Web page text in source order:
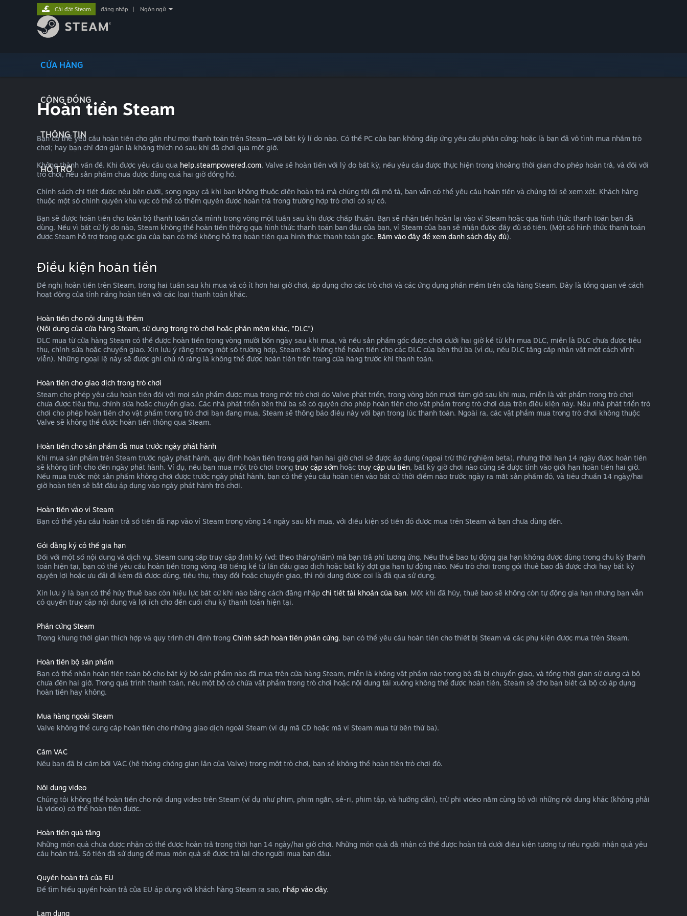
CỬA HÀNG
CỘNG ĐỒNG
THÔNG TIN
HỖ TRỢ
Cài đặt Steam đăng nhập Ngôn ngữ
Hoàn tiền Steam
Bạn có thể yêu cầu hoàn tiền cho gần như mọi thanh toán trên Steam—với bất kỳ lí do nào. Có thể PC của bạn không đáp ứng yêu cầu phần cứng; hoặc là bạn đã vô tình mua nhầm trò
chơi; hay bạn chỉ đơn giản là không thích nó sau khi đã chơi qua một giờ.
Không thành vấn đề. Khi được yêu cầu qua help.steampowered.com, Valve sẽ hoàn tiền với lý do bất kỳ, nếu yêu cầu được thực hiện trong khoảng thời gian cho phép hoàn trả, và đối với
trò chơi, nếu sản phẩm chưa được dùng quá hai giờ đồng hồ.
Chính sách chi tiết được nêu bên dưới, song ngay cả khi bạn không thuộc diện hoàn trả mà chúng tôi đã mô tả, bạn vẫn có thể yêu cầu hoàn tiền và chúng tôi sẽ xem xét. Khách hàng
thuộc một số chính quyền khu vực có thể có thêm quyền được hoàn trả trong trường hợp trò chơi có sự cố.
Bạn sẽ được hoàn tiền cho toàn bộ thanh toán của mình trong vòng một tuần sau khi được chấp thuận. Bạn sẽ nhận tiền hoàn lại vào ví Steam hoặc qua hình thức thanh toán bạn đã
dùng. Nếu vì bất cứ lý do nào, Steam không thể hoàn tiền thông qua hình thức thanh toán ban đầu của bạn, ví Steam của bạn sẽ nhận được đầy đủ số tiền. (Một số hình thức thanh toán
được Steam hỗ trợ trong quốc gia của bạn có thể không hỗ trợ hoàn tiền qua hình thức thanh toán gốc. Bấm vào đây để xem danh sách đầy đủ).
Điều kiện hoàn tiền
Đề nghị hoàn tiền trên Steam, trong hai tuần sau khi mua và có ít hơn hai giờ chơi, áp dụng cho các trò chơi và các ứng dụng phần mềm trên cửa hàng Steam. Đây là tổng quan về cách
hoạt động của tính năng hoàn tiền với các loại thanh toán khác.
Hoàn tiền cho nội dung tải thêm
(Nội dung của cửa hàng Steam, sử dụng trong trò chơi hoặc phần mềm khác, "DLC")
DLC mua từ cửa hàng Steam có thể được hoàn tiền trong vòng mười bốn ngày sau khi mua, và nếu sản phẩm gốc được chơi dưới hai giờ kể từ khi mua DLC, miễn là DLC chưa được tiêu
thụ, chỉnh sửa hoặc chuyển giao. Xin lưu ý rằng trong một số trường hợp, Steam sẽ không thể hoàn tiền cho các DLC của bên thứ ba (ví dụ, nếu DLC tăng cấp nhân vật một cách vĩnh
viễn). Những ngoại lệ này sẽ được ghi chú rõ ràng là không thể được hoàn tiền trên trang cửa hàng trước khi thanh toán.
Hoàn tiền cho giao dịch trong trò chơi
Steam cho phép yêu cầu hoàn tiền đối với mọi sản phẩm được mua trong một trò chơi do Valve phát triển, trong vòng bốn mươi tám giờ sau khi mua, miễn là vật phẩm trong trò chơi
chưa được tiêu thụ, chỉnh sửa hoặc chuyển giao. Các nhà phát triển bên thứ ba sẽ có quyền cho phép hoàn tiền cho vật phẩm trong trò chơi dựa trên điều kiện này. Nếu nhà phát triển trò
chơi cho phép hoàn tiền cho vật phẩm trong trò chơi bạn đang mua, Steam sẽ thông báo điều này với bạn trong lúc thanh toán. Ngoài ra, các vật phẩm mua trong trò chơi không thuộc
Valve sẽ không thể được hoàn tiền thông qua Steam.
Hoàn tiền cho sản phẩm đã mua trước ngày phát hành
Khi mua sản phẩm trên Steam trước ngày phát hành, quy định hoàn tiền trong giới hạn hai giờ chơi sẽ được áp dụng (ngoại trừ thử nghiệm beta), nhưng thời hạn 14 ngày được hoàn tiền
sẽ không tính cho đến ngày phát hành. Ví dụ, nếu bạn mua một trò chơi trong truy cập sớm hoặc truy cập ưu tiên, bất kỳ giờ chơi nào cũng sẽ được tính vào giới hạn hoàn tiền hai giờ.
Nếu mua trước một sản phẩm không chơi được trước ngày phát hành, bạn có thể yêu cầu hoàn tiền vào bất cứ thời điểm nào trước ngày ra mắt sản phẩm đó, và tiêu chuẩn 14 ngày/hai
giờ hoàn tiền sẽ bắt đầu áp dụng vào ngày phát hành trò chơi.
Hoàn tiền vào ví Steam
Bạn có thể yêu cầu hoàn trả số tiền đã nạp vào ví Steam trong vòng 14 ngày sau khi mua, với điều kiện số tiền đó được mua trên Steam và bạn chưa dùng đến.
Gói đăng ký có thể gia hạn
Đối với một số nội dung và dịch vụ, Steam cung cấp truy cập định kỳ (vd: theo tháng/năm) mà bạn trả phí tương ứng. Nếu thuê bao tự động gia hạn không được dùng trong chu kỳ thanh
toán hiện tại, bạn có thể yêu cầu hoàn tiền trong vòng 48 tiếng kể từ lần đầu giao dịch hoặc bất kỳ đợt gia hạn tự động nào. Nếu trò chơi trong gói thuê bao đã được chơi hay bất kỳ
quyền lợi hoặc ưu đãi đi kèm đã được dùng, tiêu thụ, thay đổi hoặc chuyển giao, thì nội dung được coi là đã qua sử dụng.
Xin lưu ý là bạn có thể hủy thuê bao còn hiệu lực bất cứ khi nào bằng cách đăng nhập chi tiết tài khoản của bạn. Một khi đã hủy, thuê bao sẽ không còn tự động gia hạn nhưng bạn vẫn
có quyền truy cập nội dung và lợi ích cho đến cuối chu kỳ thanh toán hiện tại.
Phần cứng Steam
Trong khung thời gian thích hợp và quy trình chỉ định trong Chính sách hoàn tiền phần cứng, bạn có thể yêu cầu hoàn tiền cho thiết bị Steam và các phụ kiện được mua trên Steam.
Hoàn tiền bộ sản phẩm
Bạn có thể nhận hoàn tiền toàn bộ cho bất kỳ bộ sản phẩm nào đã mua trên cửa hàng Steam, miễn là không vật phẩm nào trong bộ đã bị chuyển giao, và tổng thời gian sử dụng cả bộ
chưa đến hai giờ. Trong quá trình thanh toán, nếu một bộ có chứa vật phẩm trong trò chơi hoặc nội dung tải xuống không thể được hoàn tiền, Steam sẽ cho bạn biết cả bộ có áp dụng
hoàn tiền hay không.
Mua hàng ngoài Steam
Valve không thể cung cấp hoàn tiền cho những giao dịch ngoài Steam (ví dụ mã CD hoặc mã ví Steam mua từ bên thứ ba).
Cấm VAC
Nếu bạn đã bị cấm bởi VAC (hệ thống chống gian lận của Valve) trong một trò chơi, bạn sẽ không thể hoàn tiền trò chơi đó.
Nội dung video
Chúng tôi không thể hoàn tiền cho nội dung video trên Steam (ví dụ như phim, phim ngắn, sê-ri, phim tập, và hướng dẫn), trừ phi video nằm cùng bộ với những nội dung khác (không phải
là video) có thể hoàn tiền được.
Hoàn tiền quà tặng
Những món quà chưa được nhận có thể được hoàn trả trong thời hạn 14 ngày/hai giờ chơi. Những món quà đã nhận có thể được hoàn trả dưới điều kiện tương tự nếu người nhận quà yêu
cầu hoàn trả. Số tiền đã sử dụng để mua món quà sẽ được trả lại cho người mua ban đầu.
Quyền hoàn trả của EU
Để tìm hiểu quyền hoàn trả của EU áp dụng với khách hàng Steam ra sao, nhấp vào đây.
Lạm dụng